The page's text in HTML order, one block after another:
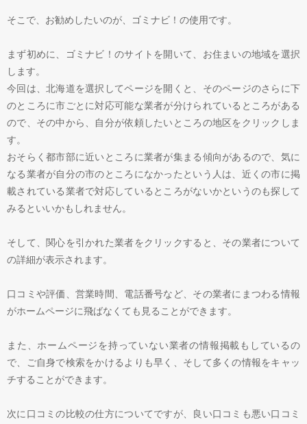
そこで、お勧めしたいのが、ゴミナビ！の使用です。
まず初めに、ゴミナビ！のサイトを開いて、お住まいの地域を選択
します。
今回は、北海道を選択してページを開くと、そのページのさらに下
のところに市ごとに対応可能な業者が分けられているところがある
ので、その中から、自分が依頼したいところの地区をクリックしま
す。
おそらく都市部に近いところに業者が集まる傾向があるので、気に
なる業者が自分の市のところになかったという人は、近くの市に掲
載されている業者で対応しているところがないかというのも探して
みるといいかもしれません。
そして、関心を引かれた業者をクリックすると、その業者について
の詳細が表示されます。
口コミや評価、営業時間、電話番号など、その業者にまつわる情報
がホームページに飛ばなくても見ることができます。
また、ホームページを持っていない業者の情報掲載もしているの
で、ご自身で検索をかけるよりも早く、そして多くの情報をキャッ
チすることができます。
次に口コミの比較の仕方についてですが、良い口コミも悪い口コミ